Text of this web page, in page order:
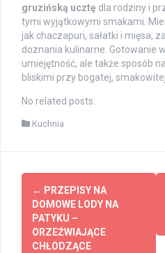
gruzińską ucztę dla rodziny i
tymi wyjątkowymi smakami.
jak chaczapuri, sałatki i mięsa,
doznania kulinarne. Gotowanie
umiejętność, ale także sposób
bliskimi przy bogatej,
No related posts.
Kuchnia
Post
navigation
← PRZEPISY NA
DOMOWE LODY NA
PATYKU –
ORZEŹWIAJĄCE
CHŁODZĄCE